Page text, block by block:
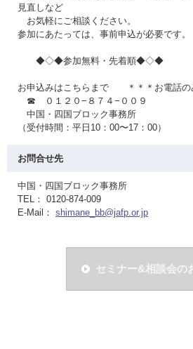
見直しなど
お気軽にご相談ください。
参加にあたっては、事前申込が必要です。
◆◇◆参加無料・先着順◆◇◆
お申込みはこちらまで ＊＊＊お電話の
☎ ０１２０−８７４−００９
中国・四国ブロック事務所
（受付時間：平日10：00〜17：00）
お問合せ先
中国・四国ブロック事務所
TEL： 0120-874-009
E-Mail： shimane_bb@jafp.or.jp
セミナー&相談会の